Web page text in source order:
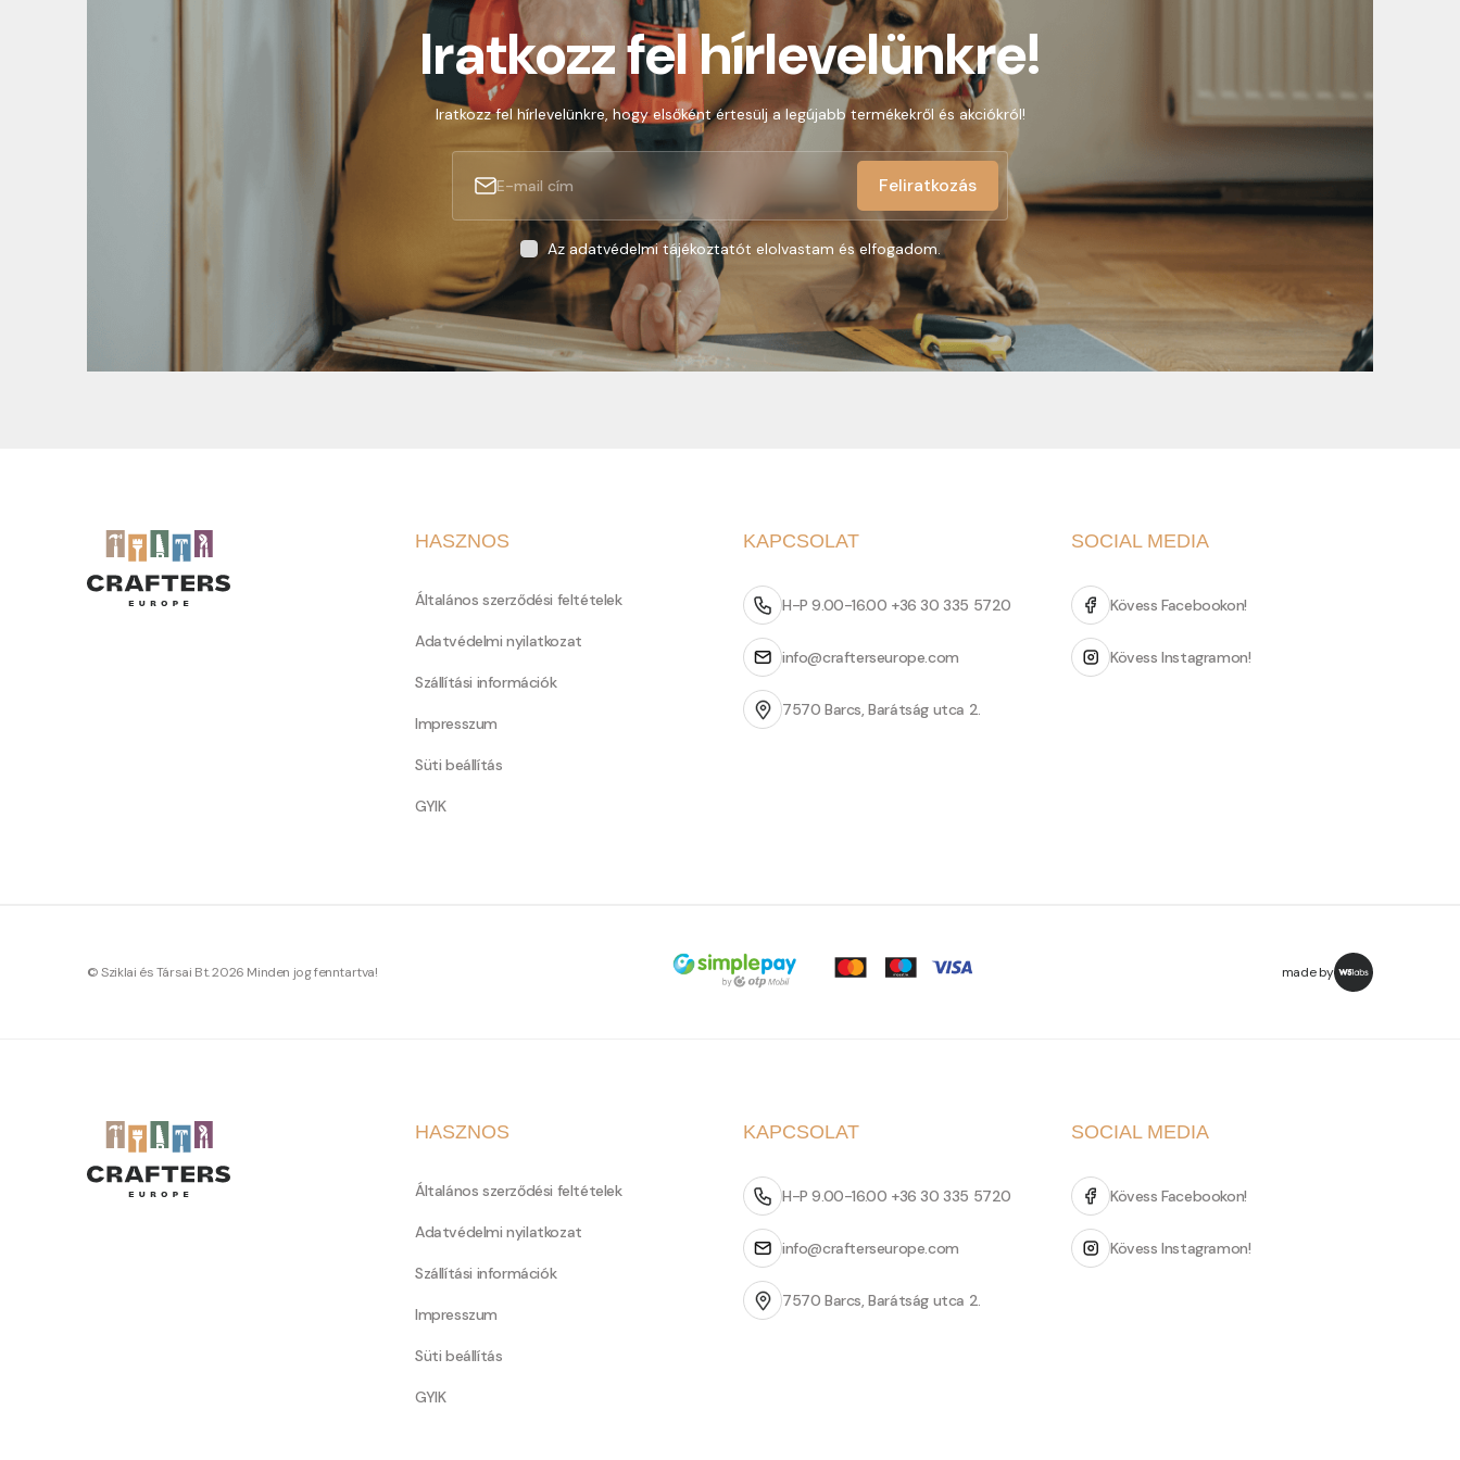
Iratkozz fel hírlevelünkre!
Iratkozz fel hírlevelünkre, hogy elsőként értesülj a legújabb termékekről és akciókról!
Feliratkozás
Az adatvédelmi tájékoztatót elolvastam és elfogadom.
HASZNOS
Általános szerződési feltételek
Adatvédelmi nyilatkozat
Szállítási információk
Impresszum
Süti beállítás
GYIK
KAPCSOLAT
H-P 9.00-16.00 +36 30 335 5720
info@crafterseurope.com
7570 Barcs, Barátság utca 2.
SOCIAL MEDIA
Kövess Facebookon!
Kövess Instagramon!
© Sziklai és Társai Bt. 2026 Minden jog fenntartva! made by
HASZNOS
Általános szerződési feltételek
Adatvédelmi nyilatkozat
Szállítási információk
Impresszum
Süti beállítás
GYIK
KAPCSOLAT
H-P 9.00-16.00 +36 30 335 5720
info@crafterseurope.com
7570 Barcs, Barátság utca 2.
SOCIAL MEDIA
Kövess Facebookon!
Kövess Instagramon!